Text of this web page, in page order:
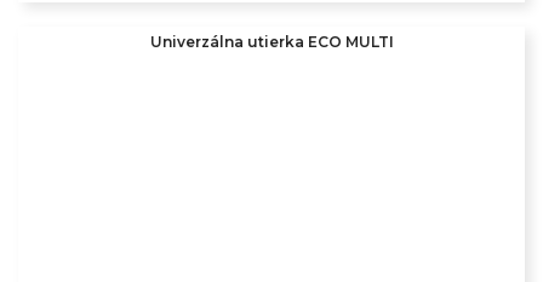
Univerzálna utierka ECO MULTI